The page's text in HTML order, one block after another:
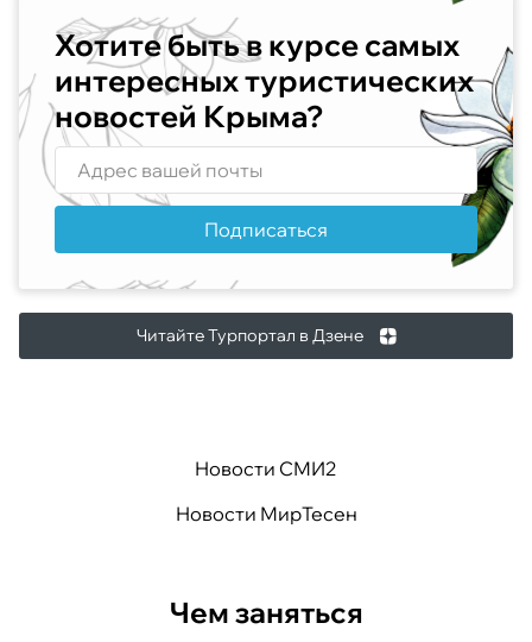
Хотите быть в курсе самых
интересных туристических
новостей Крыма?
Подписаться
Читайте Турпортал в Дзене
Новости СМИ2
Новости МирТесен
Чем заняться